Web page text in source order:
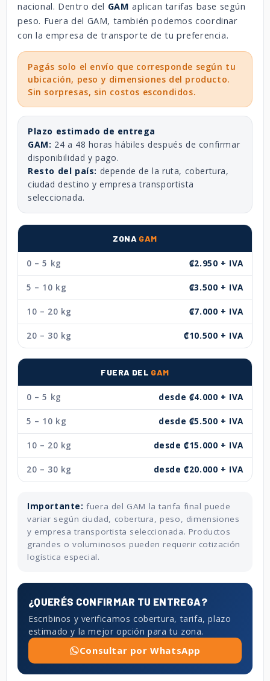
nacional. Dentro del GAM aplican tarifas base según
peso. Fuera del GAM, también podemos coordinar
con la empresa de transporte de tu preferencia.
Pagás solo el envío que corresponde según tu
ubicación, peso y dimensiones del producto.
Sin sorpresas, sin costos escondidos.
Plazo estimado de entrega
GAM: 24 a 48 horas hábiles después de confirmar
disponibilidad y pago.
Resto del país: depende de la ruta, cobertura,
ciudad destino y empresa transportista
seleccionada.
ZONA GAM
0 – 5 kg ₡2.950 + IVA
5 – 10 kg ₡3.500 + IVA
10 – 20 kg ₡7.000 + IVA
20 – 30 kg ₡10.500 + IVA
FUERA DEL GAM
0 – 5 kg desde ₡4.000 + IVA
5 – 10 kg desde ₡5.500 + IVA
10 – 20 kg desde ₡15.000 + IVA
20 – 30 kg desde ₡20.000 + IVA
Importante: fuera del GAM la tarifa final puede
variar según ciudad, cobertura, peso, dimensiones
y empresa transportista seleccionada. Productos
grandes o voluminosos pueden requerir cotización
logística especial.
¿QUERÉS CONFIRMAR TU ENTREGA?
Escribinos y verificamos cobertura, tarifa, plazo
estimado y la mejor opción para tu zona.
Consultar por WhatsApp